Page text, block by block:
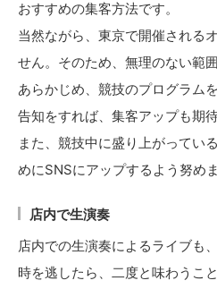
おすすめの集客方法です。
当然ながら、東京で開催される
せん。そのため、無理のない範
あらかじめ、競技のプログラム
告知をすれば、集客アップも期待
また、競技中に盛り上がってい
めにSNSにアップするよう努めま
店内で生演奏
店内での生演奏によるライブも
時を逃したら、二度と味わうこ